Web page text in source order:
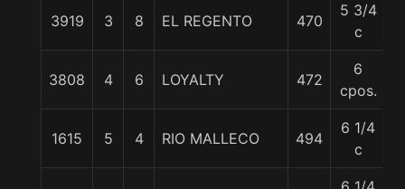
3919 3 8 EL REGENTO 470
5 3/4
c
3808 4 6 LOYALTY 472
6
cpos.
1615 5 4 RIO MALLECO 494
6 1/4
c